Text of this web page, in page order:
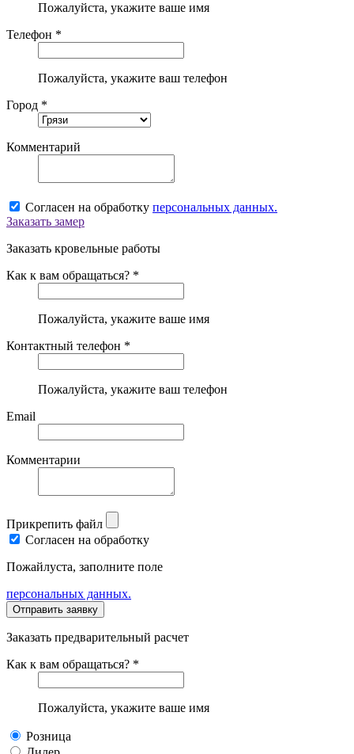
Пожалуйста, укажите ваше имя
Телефон *
Пожалуйста, укажите ваш телефон
Город *
Комментарий
Согласен на обработку персональных данных.
Заказать замер
Заказать кровельные работы
Как к вам обращаться? *
Пожалуйста, укажите ваше имя
Контактный телефон *
Пожалуйста, укажите ваш телефон
Email
Комментарии
Прикрепить файл
Согласен на обработку
Пожайлуста, заполните поле
персональных данных.
Заказать предварительный расчет
Как к вам обращаться? *
Пожалуйста, укажите ваше имя
Розница